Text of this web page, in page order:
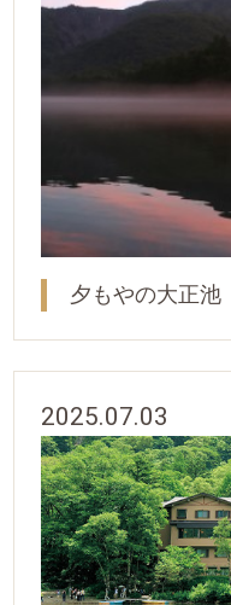
夕もやの大正池
2025.07.03